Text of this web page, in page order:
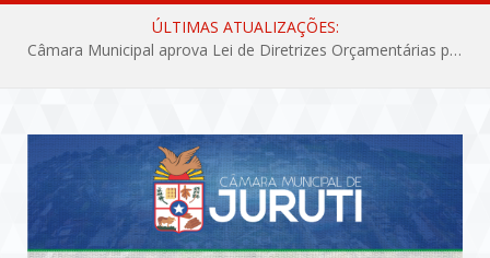
ÚLTIMAS ATUALIZAÇÕES:
Câmara Municipal aprova Lei de Diretrizes Orçamentárias para o exercício financeiro de 2027